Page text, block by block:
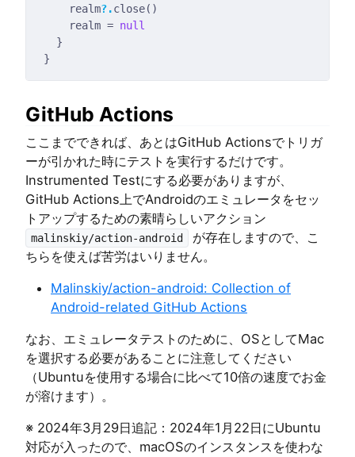
    realm
?.
    realm =
null
GitHub Actions
ここまでできれば、あとはGitHub Actionsでトリガ
ーが引かれた時にテストを実行するだけです。
Instrumented Testにする必要がありますが、
GitHub Actions上でAndroidのエミュレータをセッ
トアップするための素晴らしいアクション
malinskiy/action-android
が存在しますので、こ
ちらを使えば苦労はいりません。
Malinskiy/action-android: Collection of
Android-related GitHub Actions
なお、エミュレータテストのために、OSとしてMac
を選択する必要があることに注意してください
（Ubuntuを使用する場合に比べて10倍の速度でお金
が溶けます）。
※ 2024年3月29日追記：2024年1月22日にUbuntu
対応が入ったので、macOSのインスタンスを使わな